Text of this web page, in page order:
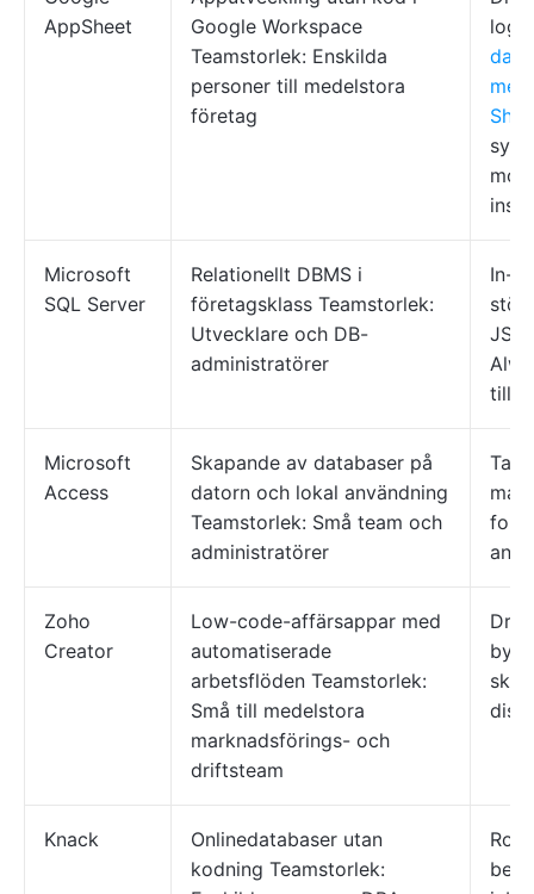
AppSheet
Google Workspace
Teamstorlek: Enskilda
personer till medelstora
företag
Microsoft
SQL Server
Relationellt DBMS i
företagsklass Teamstorlek:
Utvecklare och DB-
administratörer
In-
Microsoft
Access
Skapande av databaser på
datorn och lokal användning
Teamstorlek: Små team och
administratörer
Zoho
Creator
Low-code-affärsappar med
automatiserade
arbetsflöden Teamstorlek:
Små till medelstora
marknadsförings- och
driftsteam
Knack
Onlinedatabaser utan
kodning Teamstorlek: